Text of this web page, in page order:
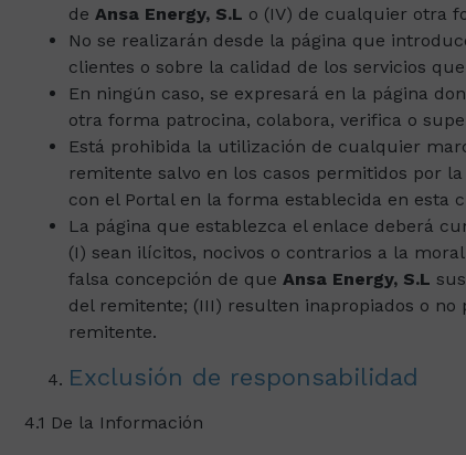
de Ansa Energy, S.L o (IV) de cualquier otra
No se realizarán desde la página que
clientes o sobre la calidad de los servicios
En ningún caso, se expresará en la página
otra forma patrocina, colabora, verifica o
Está prohibida la utilización de cualquier
remitente salvo en los casos permitidos por
con el Portal en la forma establecida en esta
La página que establezca el enlace deberá
(I) sean ilícitos, nocivos o contrarios a la
falsa concepción de que Ansa Energy, S.L
del remitente; (III) resulten inapropiados o no
remitente.
Exclusión de responsabilidad
4.1 De la Información